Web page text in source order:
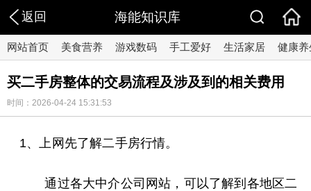
返回 海能知识库
网站首页 美食营养 游戏数码 手工爱好 生活家居 健康养
买二手房整体的交易流程及涉及到的相关费用
时间：2026-04-24 15:31:53
1、上网先了解二手房行情。
通过各大中介公司网站，可以了解到各地区二